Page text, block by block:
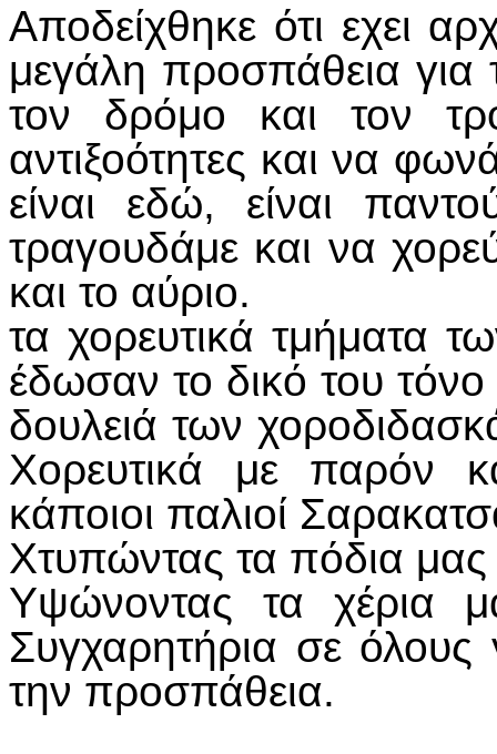
Αποδείχθηκε ότι εχει
μεγάλη προσπάθεια για
τον δρόμο και τον
αντιξοότητες και να
είναι εδώ, είναι
τραγουδάμε και να
και το αύριο.
τα χορευτικά τμήματα
έδωσαν το δικό του
δουλειά των
Χορευτικά με παρόν
κάποιοι παλιοί
Χτυπώντας τα πόδια μας
Υψώνοντας τα χέρια
Συγχαρητήρια σε
την προσπάθεια.